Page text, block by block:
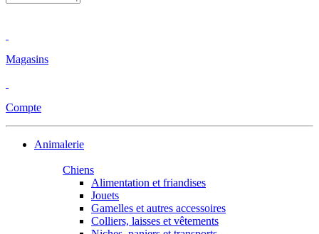
Magasins
Compte
Animalerie
Chiens
Alimentation et friandises
Jouets
Gamelles et autres accessoires
Colliers, laisses et vêtements